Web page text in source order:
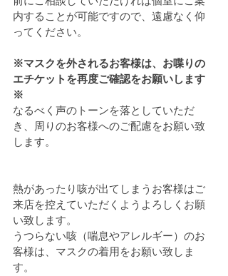
内することが可能ですので、遠慮なく仰
ってください。
※マスクを外されるお客様は、お喋りの
エチケットを再度ご確認をお願いします
※
なるべく声のトーンを落としていただ
き、周りのお客様へのご配慮をお願い致
します。
熱があったり咳が出てしまうお客様はご
来店を控えていただくようよろしくお願
い致します。
うつらない咳（喘息やアレルギー）のお
客様は、マスクの着用をお願い致しま
す。